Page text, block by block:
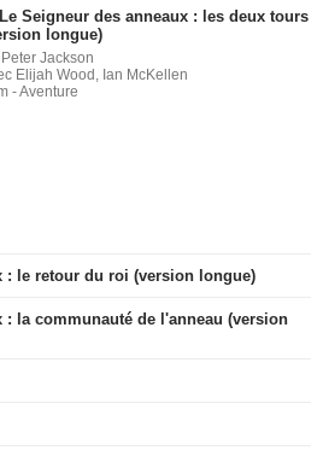
Le Seigneur des anneaux : les deux tours
longue)
Jackson
Elijah Wood, Ian McKellen
- Aventure
: le retour du roi (version longue)
: la communauté de l'anneau (version